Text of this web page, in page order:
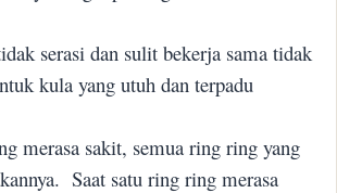
serasi dan sulit bekerja sama tidak
kula yang utuh dan terpadu
merasa sakit, semua ring ring yang
Saat satu ring ring merasa